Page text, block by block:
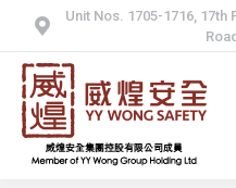
Unit Nos. 1705-1716, 17th